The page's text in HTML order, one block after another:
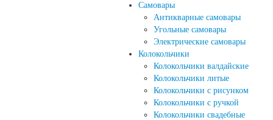
Cамовары
Антикварные самовары
Угольные самовары
Электрические самовары
Колокольчики
Колокольчики валдайские
Колокольчики литые
Колокольчики с рисунком
Колокольчики с ручкой
Колокольчики свадебные